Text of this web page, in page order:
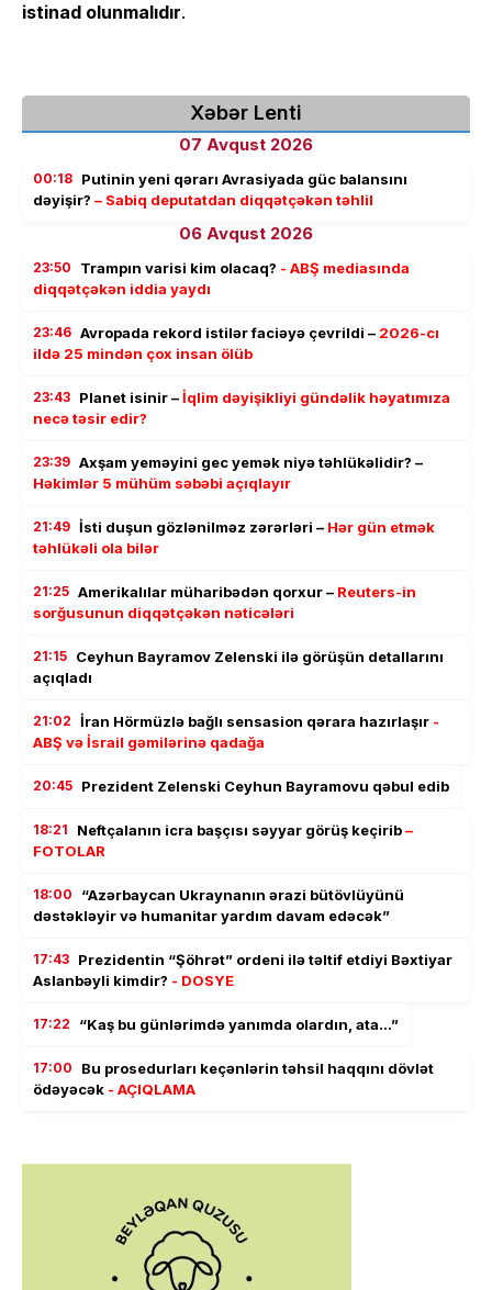
istinad olunmalıdır.
Xəbər Lenti
07 Avqust 2026
00:18 Putinin yeni qərarı Avrasiyada güc balansını
dəyişir? – Sabiq deputatdan diqqətçəkən təhlil
06 Avqust 2026
23:50 Trampın varisi kim olacaq? - ABŞ mediasında
diqqətçəkən iddia yaydı
23:46 Avropada rekord istilər faciəyə çevrildi – 2026-cı
ildə 25 mindən çox insan ölüb
23:43 Planet isinir –İqlim dəyişikliyi gündəlik həyatımıza
necə təsir edir?
23:39 Axşam yeməyini gec yemək niyə təhlükəlidir? –
Həkimlər 5 mühüm səbəbi açıqlayır
21:49 İsti duşun gözlənilməz zərərləri – Hər gün etmək
təhlükəli ola bilər
21:25 Amerikalılar müharibədən qorxur – Reuters-in
sorğusunun diqqətçəkən nəticələri
21:15 Ceyhun Bayramov Zelenski ilə görüşün detallarını
açıqladı
21:02 İran Hörmüzlə bağlı sensasion qərara hazırlaşır -
ABŞ və İsrail gəmilərinə qadağa
20:45 Prezident Zelenski Ceyhun Bayramovu qəbul edib
18:21 Neftçalanın icra başçısı səyyar görüş keçirib–
FOTOLAR
18:00
“Azərbaycan Ukraynanın ərazi bütövlüyünü
dəstəkləyir və humanitar yardım davam edəcək”
17:43 Prezidentin “Şöhrət” ordeni ilə təltif etdiyi Bəxtiyar
Aslanbəyli kimdir? - DOSYE
17:22 “Kaş bu günlərimdə yanımda olardın, ata…”
17:00
Bu prosedurları keçənlərin təhsil haqqını dövlət
ödəyəcək - AÇIQLAMA